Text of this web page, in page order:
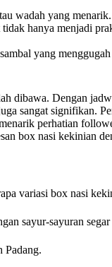
wadah yang
hanya menjadi
yang
dibawa. Dengan
sangat signifikan.
perhatian
box nasi kekinian
variasi box nasi
sayur-sayuran
Padang.